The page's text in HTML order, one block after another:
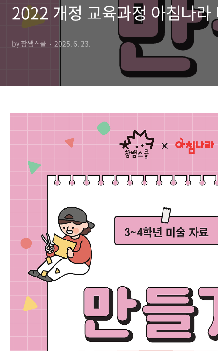
2022 개정 교육과정 아침나
by 참쌤스쿨 2025. 6. 23.